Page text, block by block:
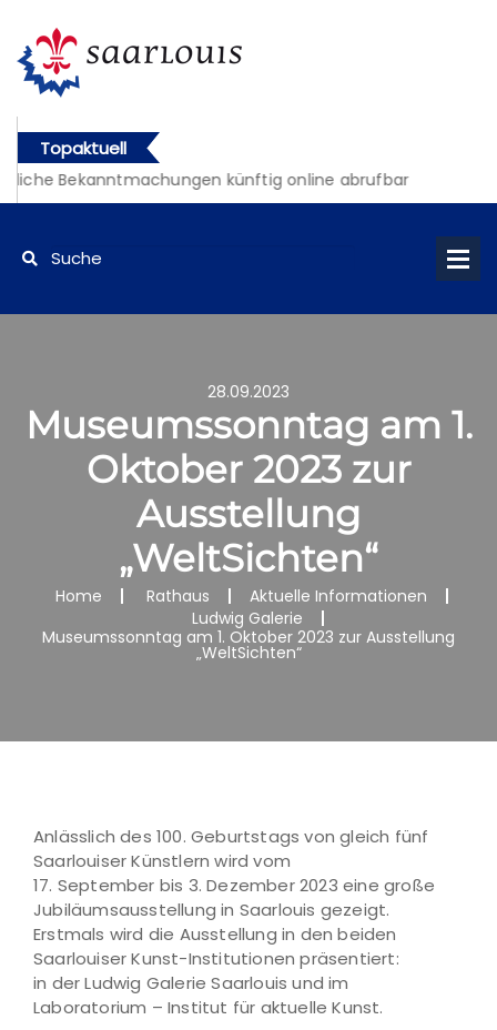
Topaktuell
Bekanntmachungen künftig online abrufbar
28.09.2023
Museumssonntag am 1.
Oktober 2023 zur
Ausstellung
„WeltSichten“
Home Rathaus
Aktuelle Informationen
Ludwig Galerie
Museumssonntag am 1. Oktober 2023 zur Ausstellung
„WeltSichten“
Anlässlich des 100. Geburtstags von gleich fünf
Saarlouiser Künstlern wird vom
17. September bis 3. Dezember 2023 eine große
Jubiläumsausstellung in Saarlouis gezeigt.
Erstmals wird die Ausstellung in den beiden
Saarlouiser Kunst-Institutionen präsentiert:
in der Ludwig Galerie Saarlouis und im
Laboratorium – Institut für aktuelle Kunst.